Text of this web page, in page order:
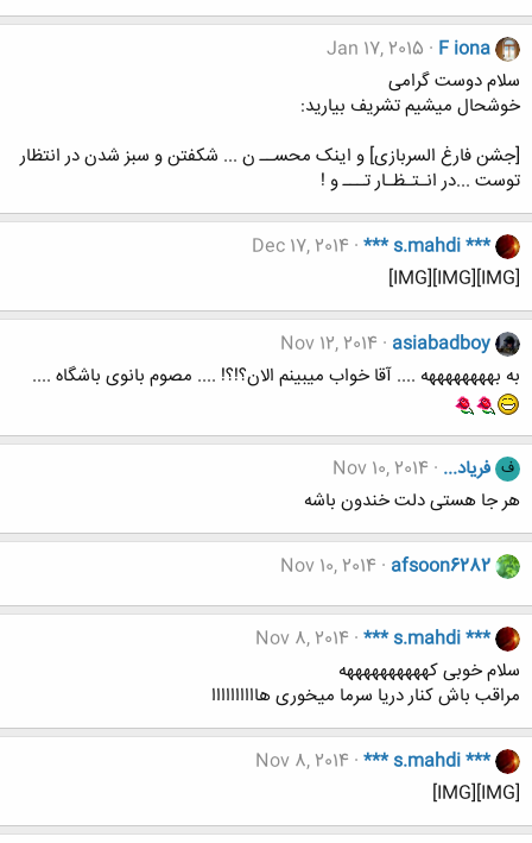
F iona
Jan 17, 2015
سلام دوست گرامی
خوشحال میشیم تشریف بیارید:
[جشن فارغ السربازی] و اینک محســ ن ... شکفتن و سبز شدن در انتظار
توست ...در انـتـظـار تـــ و !
*** s.mahdi ***
Dec 17, 2014
[IMG][IMG][IMG]
asiabadboy
Nov 12, 2014
به بههههههههه .... آقا خواب میبینم الان؟!؟! .... مصوم بانوی باشگاه ....
ف فریاد... Nov 10, 2014
هر جا هستی دلت خندون باشه
afsoon6282
Nov 10, 2014
*** s.mahdi ***
Nov 8, 2014
سلام خوبی کههههههههههه
مراقب باش کنار دریا سرما میخوری هاااااااااا
*** s.mahdi ***
Nov 8, 2014
[IMG][IMG]